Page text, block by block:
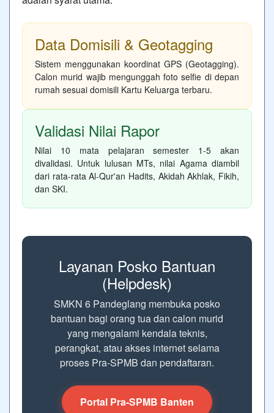
Data Domisili & Geotagging
Sistem menggunakan koordinat GPS (Geotagging).
Calon murid wajib mengunggah foto selfie di depan
rumah sesuai domisili Kartu Keluarga terbaru.
Validasi Nilai Rapor
Nilai 10 mata pelajaran semester 1-5 akan
divalidasi. Untuk lulusan MTs, nilai Agama diambil
dari rata-rata Al-Qur'an Hadits, Akidah Akhlak, Fikih,
dan SKI.
Layanan Posko Bantuan
(Helpdesk)
SMKN 6 Pandeglang membuka posko
bantuan bagi orang tua dan calon murid
yang mengalami kendala teknis,
perangkat, atau akses internet selama
proses Pra-SPMB dan pendaftaran.
Portal Pra-SPMB Banten